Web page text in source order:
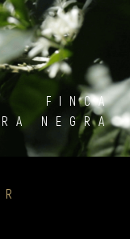
FINCA
NEGRA